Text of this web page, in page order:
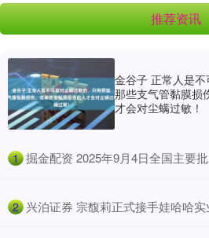
推荐资讯
金谷子 正常人是
那些支气管黏膜损
才会对尘螨过敏！
1 掘金配资 2025年9月4日全国主要
2 兴泊证券 宗馥莉正式接手娃哈哈实